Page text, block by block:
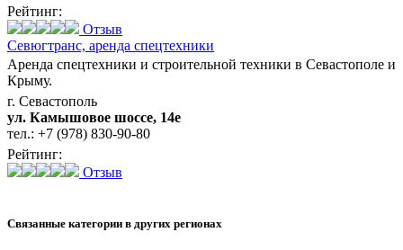
Рейтинг:
Отзыв
Севюгтранс, аренда спецтехники
Аренда спецтехники и строительной техники в Севастополе и
Крыму.
г. Севастополь
ул. Камышовое шоссе, 14е
тел.: +7 (978) 830-90-80
Рейтинг:
Отзыв
Связанные категории в других регионах